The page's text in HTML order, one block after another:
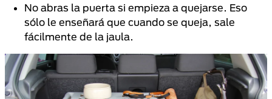
No abras la puerta si empieza a quejarse. Eso
sólo le enseñará que cuando se queja, sale
fácilmente de la jaula.